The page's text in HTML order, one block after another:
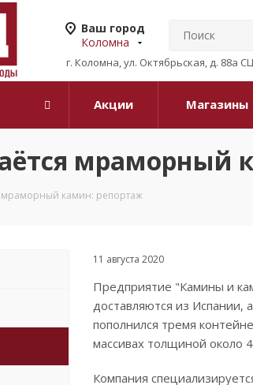
Ваш город
Коломна
г. Коломна, ул. Октябрьская, д. 88а
Акции Магазины
мраморный
мраморный камин: репортаж
11 августа 2020
Предприятие "Камины и
доставляются из Испании,
пополнился тремя
массивах толщиной около
Компания